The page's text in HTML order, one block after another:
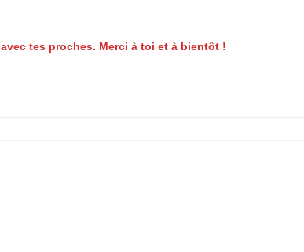
tes proches. Merci à toi et à bientôt !